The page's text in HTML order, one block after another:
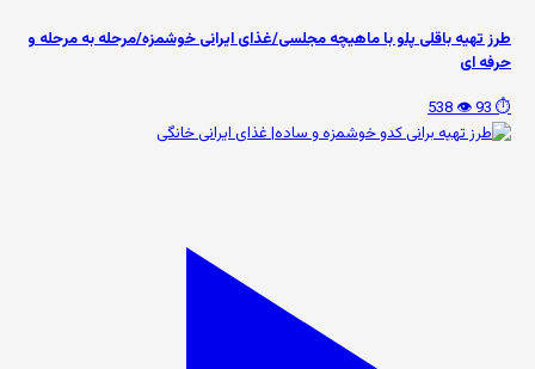
طرز تهیه باقلی پلو با ماهیچه مجلسی/غذای ایرانی خوشمزه/مرحله به مرحله و
حرفه ای
⏱️ 93
👁️ 538